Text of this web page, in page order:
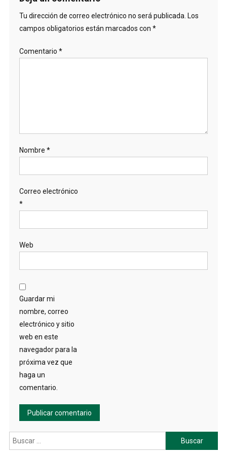
Tu dirección de correo electrónico no será publicada. Los
campos obligatorios están marcados con *
Comentario *
Nombre *
Correo electrónico
*
Web
Guardar mi
nombre, correo
electrónico y sitio
web en este
navegador para la
próxima vez que
haga un
comentario.
Buscar: